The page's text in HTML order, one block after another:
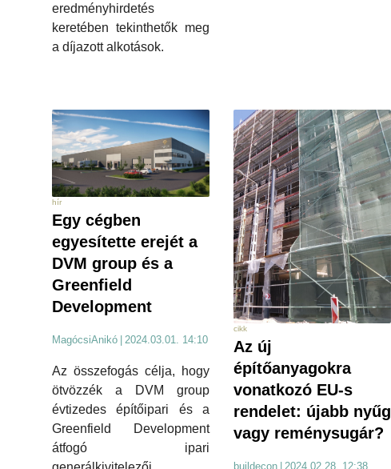
eredményhirdetés
keretében tekinthetők meg
a díjazott alkotások.
hír
Egy cégben
egyesítette erejét a
DVM group és a
Greenfield
Development
MagócsiAnikó 2024.03.01. 14:10
Az összefogás célja, hogy
ötvözzék a DVM group
évtizedes építőipari és a
Greenfield Development
átfogó ipari
cikk
Az új
építőanyagokra
vonatkozó EU-s
rendelet: újabb nyűg
vagy reménysugár?
buildecon 2024.02.28. 12:38